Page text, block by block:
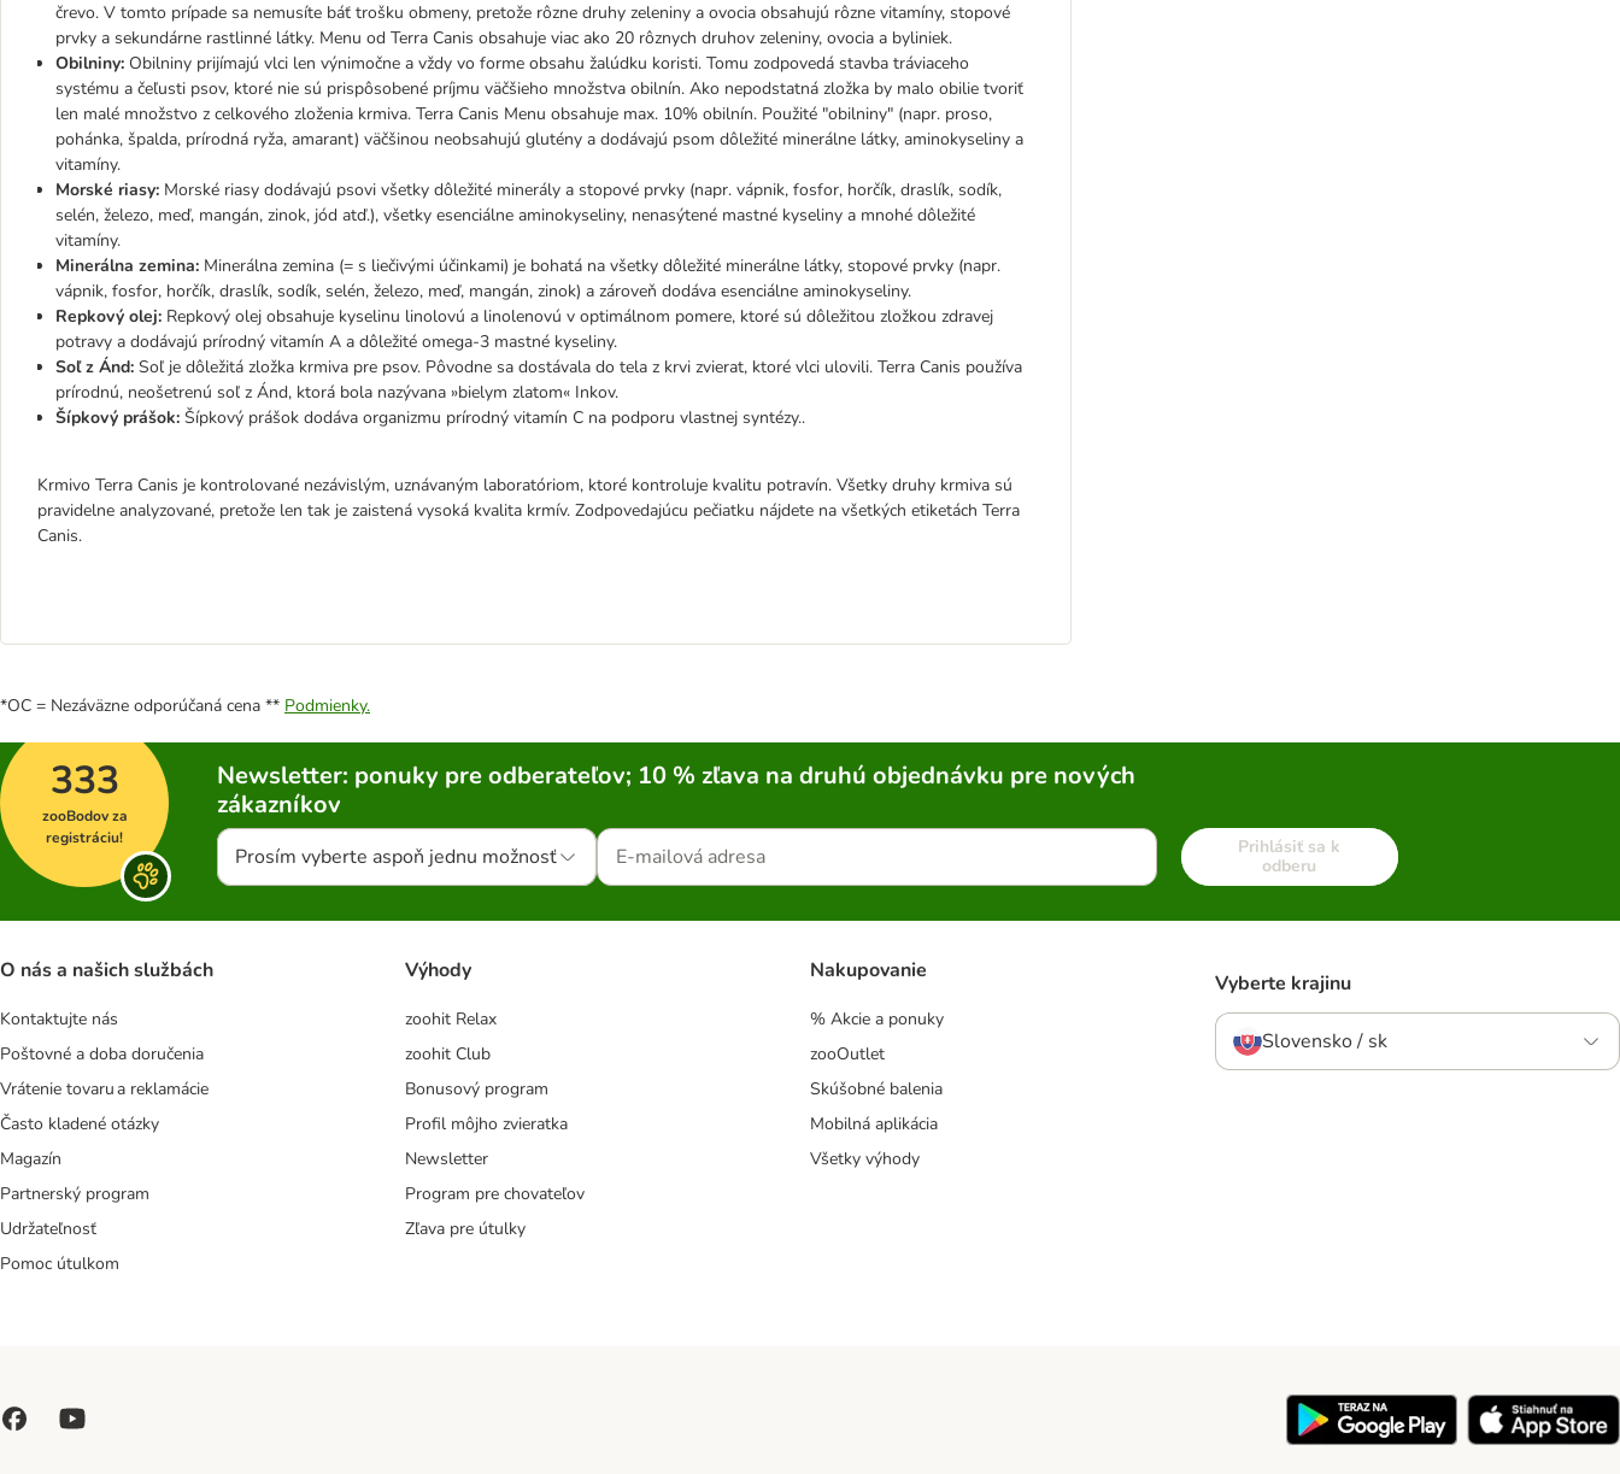
črevo. V tomto prípade sa nemusíte báť trošku obmeny, pretože rôzne druhy zeleniny a ovocia obsahujú rôzne vitamíny, stopové
prvky a sekundárne rastlinné látky. Menu od Terra Canis obsahuje viac ako 20 rôznych druhov zeleniny, ovocia a byliniek.
Obilniny: Obilniny prijímajú vlci len výnimočne a vždy vo forme obsahu žalúdku koristi. Tomu zodpovedá stavba tráviaceho
systému a čeľusti psov, ktoré nie sú prispôsobené príjmu väčšieho množstva obilnín. Ako nepodstatná zložka by malo obilie tvoriť
len malé množstvo z celkového zloženia krmiva. Terra Canis Menu obsahuje max. 10% obilnín. Použité "obilniny" (napr. proso,
pohánka, špalda, prírodná ryža, amarant) väčšinou neobsahujú glutény a dodávajú psom dôležité minerálne látky, aminokyseliny a
vitamíny.
Morské riasy: Morské riasy dodávajú psovi všetky dôležité minerály a stopové prvky (napr. vápnik, fosfor, horčík, draslík, sodík,
selén, železo, meď, mangán, zinok, jód atď.), všetky esenciálne aminokyseliny, nenasýtené mastné kyseliny a mnohé dôležité
vitamíny.
Minerálna zemina: Minerálna zemina (= s liečivými účinkami) je bohatá na všetky dôležité minerálne látky, stopové prvky (napr.
vápnik, fosfor, horčík, draslík, sodík, selén, železo, meď, mangán, zinok) a zároveň dodáva esenciálne aminokyseliny.
Repkový olej: Repkový olej obsahuje kyselinu linolovú a linolenovú v optimálnom pomere, ktoré sú dôležitou zložkou zdravej
potravy a dodávajú prírodný vitamín A a dôležité omega-3 mastné kyseliny.
Soľ z Ánd: Soľ je dôležitá zložka krmiva pre psov. Pôvodne sa dostávala do tela z krvi zvierat, ktoré vlci ulovili. Terra Canis používa
prírodnú, neošetrenú soľ z Ánd, ktorá bola nazývana »bielym zlatom« Inkov.
Šípkový prášok: Šípkový prášok dodáva organizmu prírodný vitamín C na podporu vlastnej syntézy..
Krmivo Terra Canis je kontrolované nezávislým, uznávaným laboratóriom, ktoré kontroluje kvalitu potravín. Všetky druhy krmiva sú
pravidelne analyzované, pretože len tak je zaistená vysoká kvalita krmív. Zodpovedajúcu pečiatku nájdete na všetkých etiketách Terra
Canis.
*OC = Nezáväzne odporúčaná cena ** Podmienky.
333
zooBodov za
registráciu!
Newsletter: ponuky pre odberateľov; 10 % zľava na druhú objednávku pre nových
zákazníkov
Prosím vyberte aspoň jednu možnosť
Prihlásiť sa k
odberu
O nás a našich službách
Kontaktujte nás
Poštovné a doba doručenia
Vrátenie tovaru a reklamácie
Často kladené otázky
Magazín
Partnerský program
Udržateľnosť
Pomoc útulkom
Výhody
zoohit Relax
zoohit Club
Bonusový program
Profil môjho zvieratka
Newsletter
Program pre chovateľov
Zľava pre útulky
Nakupovanie
% Akcie a ponuky
zooOutlet
Skúšobné balenia
Mobilná aplikácia
Všetky výhody
Vyberte krajinu
Slovensko / sk